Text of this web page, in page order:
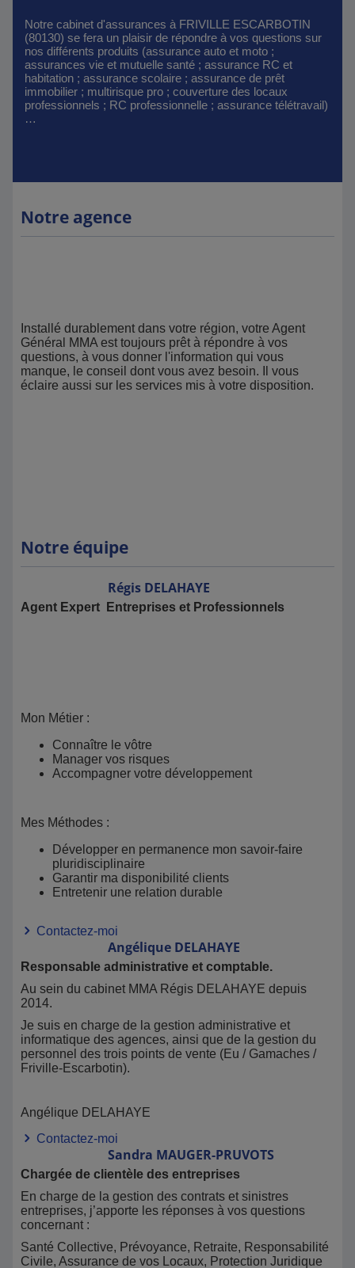
Notre cabinet d'assurances à FRIVILLE ESCARBOTIN
(80130) se fera un plaisir de répondre à vos questions sur
nos différents produits (assurance auto et moto ;
assurances vie et mutuelle santé ; assurance RC et
habitation ; assurance scolaire ; assurance de prêt
immobilier ; multirisque pro ; couverture des locaux
professionnels ; RC professionnelle ; assurance télétravail)
…
Notre agence
Installé durablement dans votre région, votre Agent
Général MMA est toujours prêt à répondre à vos
questions, à vous donner l'information qui vous
manque, le conseil dont vous avez besoin. Il vous
éclaire aussi sur les services mis à votre disposition.
Notre équipe
Régis DELAHAYE
Agent Expert Entreprises et Professionnels
Mon Métier :
Connaître le vôtre
Manager vos risques
Accompagner votre développement
Mes Méthodes :
Développer en permanence mon savoir-faire
pluridisciplinaire
Garantir ma disponibilité clients
Entretenir une relation durable
Contactez-moi
Angélique DELAHAYE
Responsable administrative et comptable.
Au sein du cabinet MMA Régis DELAHAYE depuis
2014.
Je suis en charge de la gestion administrative et
informatique des agences, ainsi que de la gestion du
personnel des trois points de vente (Eu / Gamaches /
Friville-Escarbotin).
Angélique DELAHAYE
Contactez-moi
Sandra MAUGER-PRUVOTS
Chargée de clientèle des entreprises
En charge de la gestion des contrats et sinistres
entreprises, j’apporte les réponses à vos questions
concernant :
Santé Collective, Prévoyance, Retraite, Responsabilité
Civile, Assurance de vos Locaux, Protection Juridique